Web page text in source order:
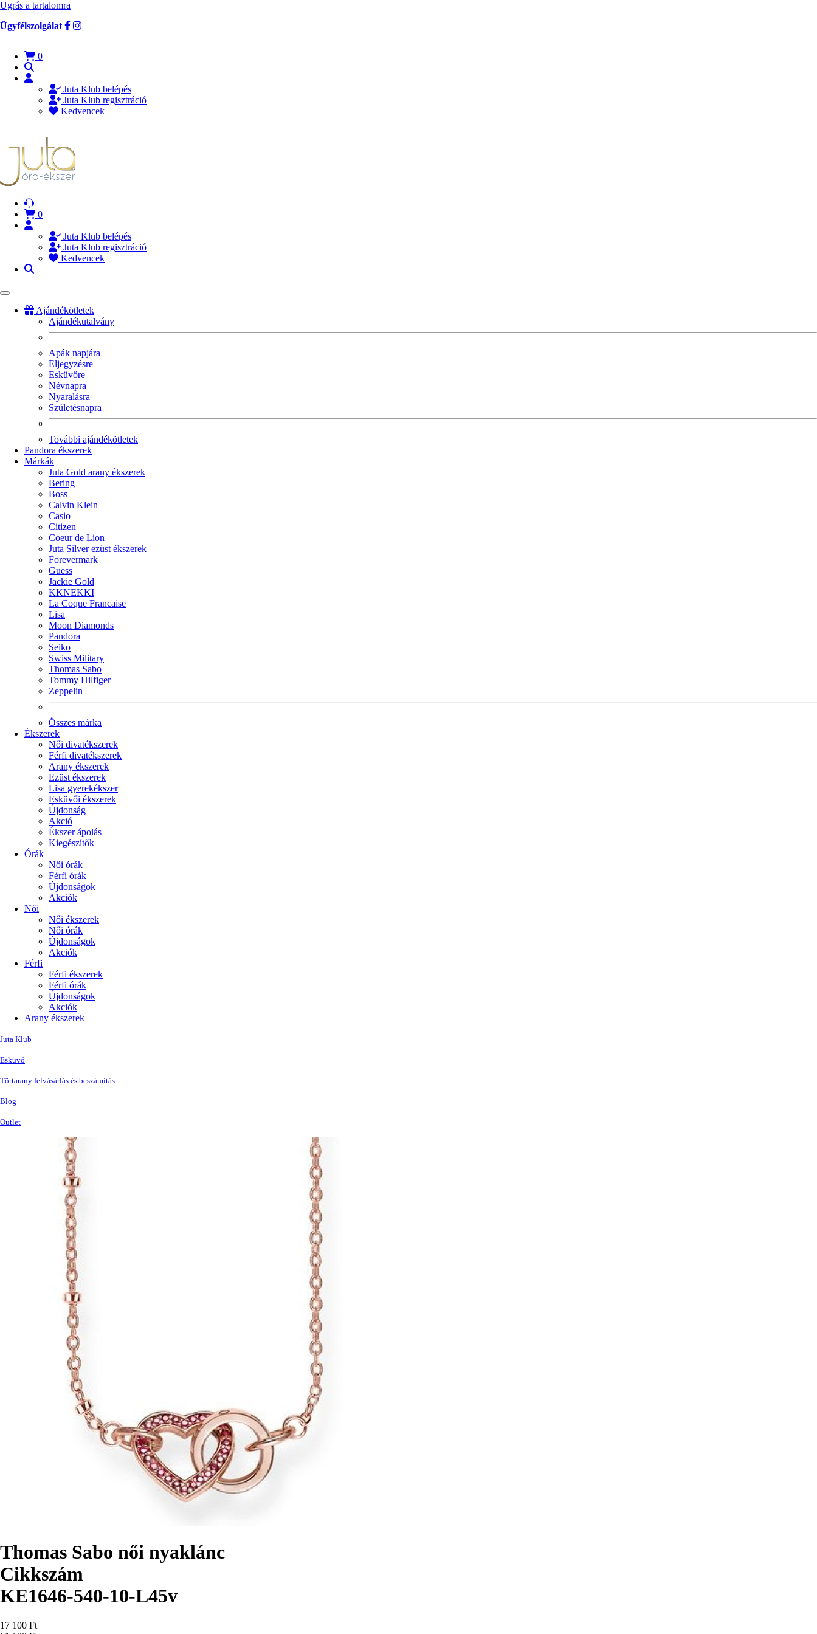
Ugrás a tartalomra
Ügyfélszolgálat
0
Juta Klub belépés
Juta Klub regisztráció
Kedvencek
0
Juta Klub belépés
Juta Klub regisztráció
Kedvencek
Ajándékötletek
Ajándékutalvány
Apák napjára
Eljegyzésre
Esküvőre
Névnapra
Nyaralásra
Születésnapra
További ajándékötletek
Pandora ékszerek
Márkák
Juta Gold arany ékszerek
Bering
Boss
Calvin Klein
Casio
Citizen
Coeur de Lion
Juta Silver ezüst ékszerek
Forevermark
Guess
Jackie Gold
KKNEKKI
La Coque Francaise
Lisa
Moon Diamonds
Pandora
Seiko
Swiss Military
Thomas Sabo
Tommy Hilfiger
Zeppelin
Összes márka
Ékszerek
Női divatékszerek
Férfi divatékszerek
Arany ékszerek
Ezüst ékszerek
Lisa gyerekékszer
Esküvői ékszerek
Újdonság
Akció
Ékszer ápolás
Kiegészítők
Órák
Női órák
Férfi órák
Újdonságok
Akciók
Női
Női ékszerek
Női órák
Újdonságok
Akciók
Férfi
Férfi ékszerek
Férfi órák
Újdonságok
Akciók
Arany ékszerek
Juta Klub
Esküvő
Törtarany felvásárlás és beszámítás
Blog
Outlet
Thomas Sabo női nyaklánc
Cikkszám
KE1646-540-10-L45v
Ár
17 100 Ft